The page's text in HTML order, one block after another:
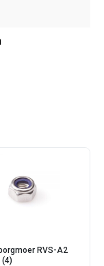
RVS-A2
(4)